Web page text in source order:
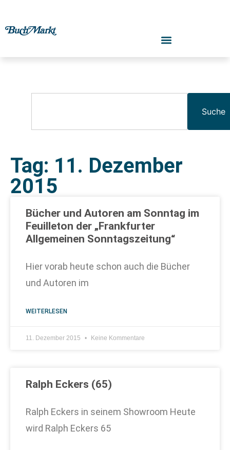
Suche
Tag: 11. Dezember
2015
Bücher und Autoren am Sonntag im
Feuilleton der „Frankfurter
Allgemeinen Sonntagszeitung“
Hier vorab heute schon auch die Bücher
und Autoren im
WEITERLESEN
11. Dezember 2015 Keine Kommentare
Ralph Eckers (65)
Ralph Eckers in seinem Showroom Heute
wird Ralph Eckers 65